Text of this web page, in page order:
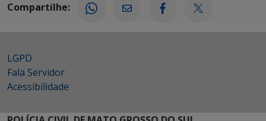
Compartilhe:
LGPD
Fala Servidor
Acessibilidade